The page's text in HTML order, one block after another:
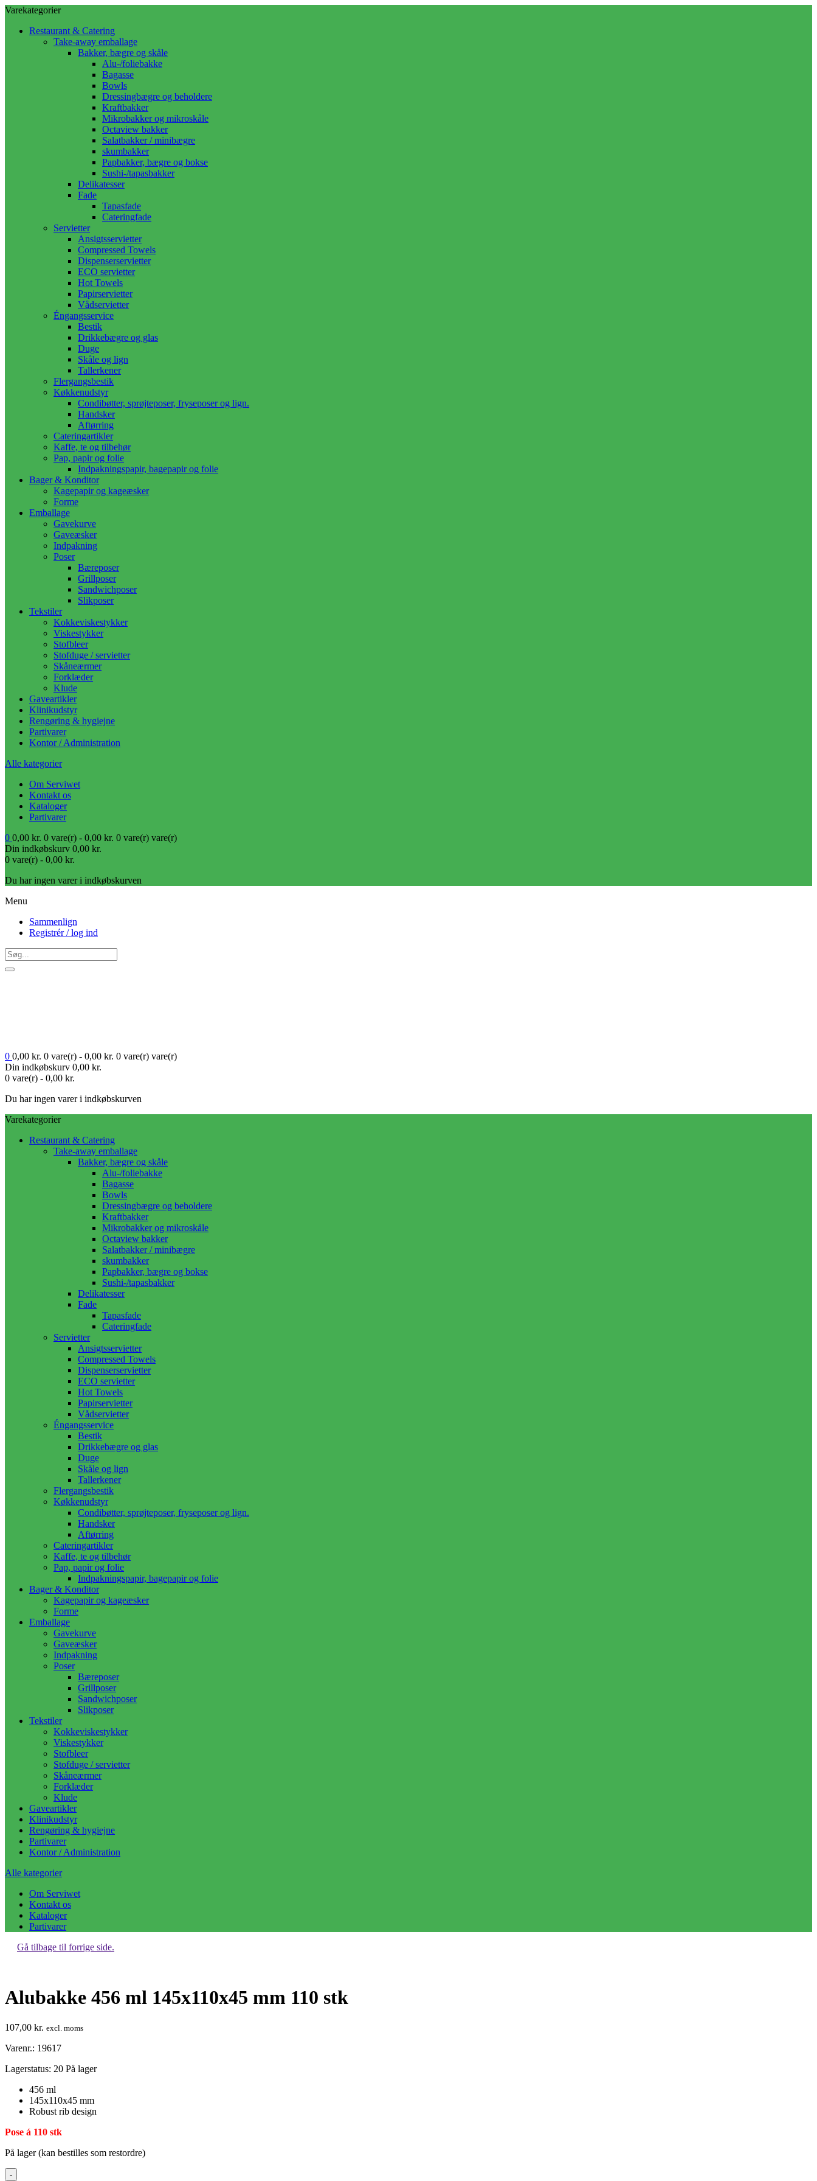
Varekategorier
Restaurant & Catering
Take-away emballage
Bakker, bægre og skåle
Alu-/foliebakke
Bagasse
Bowls
Dressingbægre og beholdere
Kraftbakker
Mikrobakker og mikroskåle
Octaview bakker
Salatbakker / minibægre
skumbakker
Papbakker, bægre og bokse
Sushi-/tapasbakker
Delikatesser
Fade
Tapasfade
Cateringfade
Servietter
Ansigtsservietter
Compressed Towels
Dispenserservietter
ECO servietter
Hot Towels
Papirservietter
Vådservietter
Éngangsservice
Bestik
Drikkebægre og glas
Duge
Skåle og lign
Tallerkener
Flergangsbestik
Køkkenudstyr
Condibøtter, sprøjteposer, fryseposer og lign.
Handsker
Aftørring
Cateringartikler
Kaffe, te og tilbehør
Pap, papir og folie
Indpakningspapir, bagepapir og folie
Bager & Konditor
Kagepapir og kageæsker
Forme
Emballage
Gavekurve
Gaveæsker
Indpakning
Poser
Bæreposer
Grillposer
Sandwichposer
Slikposer
Tekstiler
Kokkeviskestykker
Viskestykker
Stofbleer
Stofduge / servietter
Skåneærmer
Forklæder
Klude
Gaveartikler
Klinikudstyr
Rengøring & hygiejne
Partivarer
Kontor / Administration
Alle kategorier
Om Serviwet
Kontakt os
Kataloger
Partivarer
0 0,00 kr. 0 vare(r) - 0,00 kr. 0 vare(r) vare(r)
Din indkøbskurv 0,00 kr.
0 vare(r) - 0,00 kr.
Du har ingen varer i indkøbskurven
Menu
Sammenlign
Registrér / log ind
0 0,00 kr. 0 vare(r) - 0,00 kr. 0 vare(r) vare(r)
Din indkøbskurv 0,00 kr.
0 vare(r) - 0,00 kr.
Du har ingen varer i indkøbskurven
Varekategorier
Restaurant & Catering
Take-away emballage
Bakker, bægre og skåle
Alu-/foliebakke
Bagasse
Bowls
Dressingbægre og beholdere
Kraftbakker
Mikrobakker og mikroskåle
Octaview bakker
Salatbakker / minibægre
skumbakker
Papbakker, bægre og bokse
Sushi-/tapasbakker
Delikatesser
Fade
Tapasfade
Cateringfade
Servietter
Ansigtsservietter
Compressed Towels
Dispenserservietter
ECO servietter
Hot Towels
Papirservietter
Vådservietter
Éngangsservice
Bestik
Drikkebægre og glas
Duge
Skåle og lign
Tallerkener
Flergangsbestik
Køkkenudstyr
Condibøtter, sprøjteposer, fryseposer og lign.
Handsker
Aftørring
Cateringartikler
Kaffe, te og tilbehør
Pap, papir og folie
Indpakningspapir, bagepapir og folie
Bager & Konditor
Kagepapir og kageæsker
Forme
Emballage
Gavekurve
Gaveæsker
Indpakning
Poser
Bæreposer
Grillposer
Sandwichposer
Slikposer
Tekstiler
Kokkeviskestykker
Viskestykker
Stofbleer
Stofduge / servietter
Skåneærmer
Forklæder
Klude
Gaveartikler
Klinikudstyr
Rengøring & hygiejne
Partivarer
Kontor / Administration
Alle kategorier
Om Serviwet
Kontakt os
Kataloger
Partivarer
Gå tilbage til forrige side.
Alubakke 456 ml 145x110x45 mm 110 stk
107,00 kr. excl. moms
Varenr.: 19617
Lagerstatus: 20 På lager
456 ml
145x110x45 mm
Robust rib design
Pose á 110 stk
På lager (kan bestilles som restordre)
Alubakke
-